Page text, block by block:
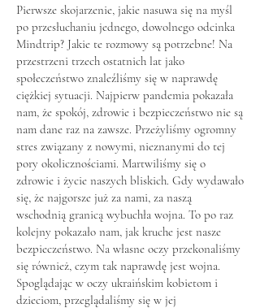
Pierwsze skojarzenie, jakie nasuwa się na myśl
po przesłuchaniu jednego, dowolnego odcinka
Mindtrip? Jakie te rozmowy są potrzebne! Na
przestrzeni trzech ostatnich lat jako
społeczeństwo znaleźliśmy się w naprawdę
ciężkiej sytuacji. Najpierw pandemia pokazała
nam, że spokój, zdrowie i bezpieczeństwo nie są
nam dane raz na zawsze. Przeżyliśmy ogromny
stres związany z nowymi, nieznanymi do tej
pory okolicznościami. Martwiliśmy się o
zdrowie i życie naszych bliskich. Gdy wydawało
się, że najgorsze już za nami, za naszą
wschodnią granicą wybuchła wojna. To po raz
kolejny pokazało nam, jak kruche jest nasze
bezpieczeństwo. Na własne oczy przekonaliśmy
się również, czym tak naprawdę jest wojna.
Spoglądając w oczy ukraińskim kobietom i
dzieciom, przeglądaliśmy się w jej